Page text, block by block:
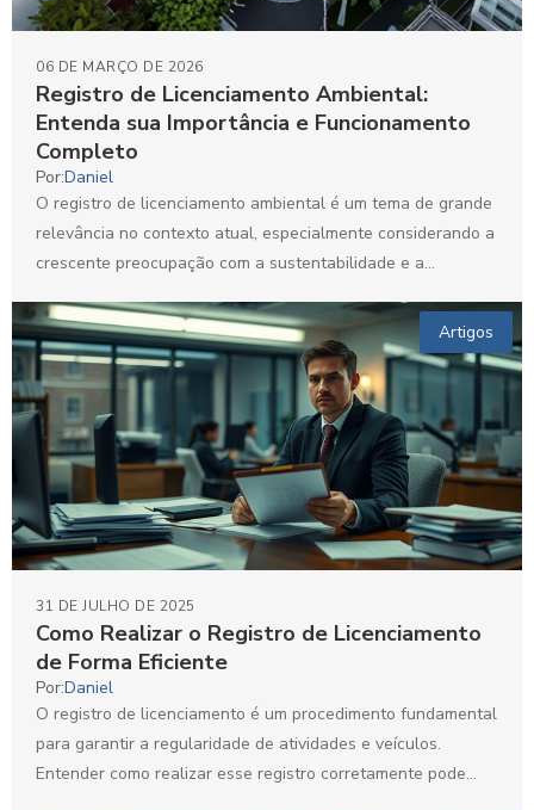
Registro de Licenciamento Ambiental:
Entenda sua Importância e Funcionamento
Completo
06 DE MARÇO DE 2026
Por:Daniel
O registro de licenciamento ambiental é um tema de grande
relevância no contexto atual, especialmente considerando a
crescente preocupação com a sustentabilidade e a
Artigos
Como Realizar o Registro de Licenciamento
de Forma Eficiente
31 DE JULHO DE 2025
Por:Daniel
O registro de licenciamento é um procedimento fundamental
para garantir a regularidade de atividades e veículos.
Entender como realizar esse registro corretamente pode